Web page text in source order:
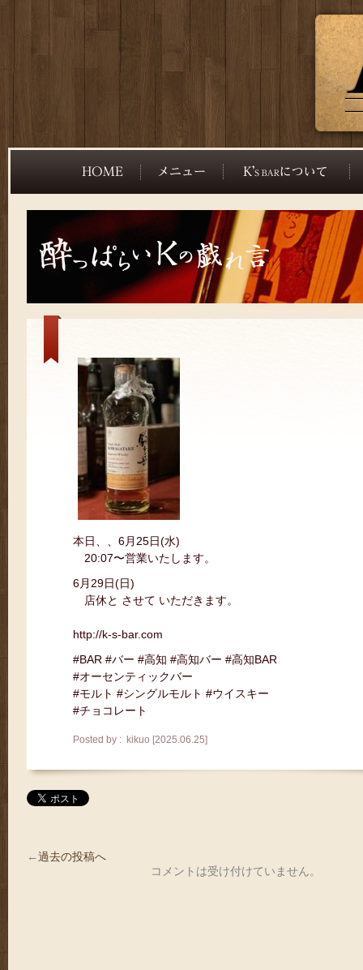
本日、、6月25日(水)
20:07〜営業いたします。
6月29日(日)
店休と させて いただきます。
http://k-s-bar.com
#BAR #バー #高知 #高知バー #高知BAR
#オーセンティックバー
#モルト #シングルモルト #ウイスキー
#チョコレート
Posted by : kikuo [2025.06.25]
←過去の投稿へ
コメントは受け付けていません。